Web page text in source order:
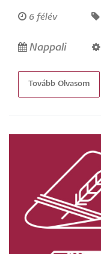
6 félév
Nappali
Tovább Olvasom